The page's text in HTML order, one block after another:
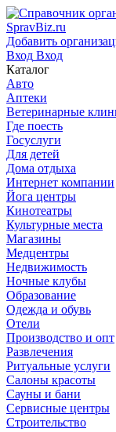
SpravBiz.ru
Добавить
Вход Вход
Каталог
Авто
Аптеки
Ветеринарные
Где поесть
Госуслуги
Для детей
Дома отдыха
Интернет компании
Йога центры
Кинотеатры
Культурные места
Магазины
Медцентры
Недвижимость
Ночные клубы
Образование
Одежда и обувь
Отели
Производство и опт
Развлечения
Ритуальные услуги
Салоны красоты
Сауны и бани
Сервисные центры
Строительство